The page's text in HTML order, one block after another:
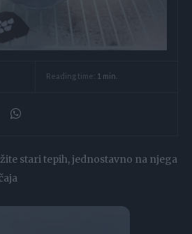
Reading time: 1 min.
stari tepih, jednostavno na njega